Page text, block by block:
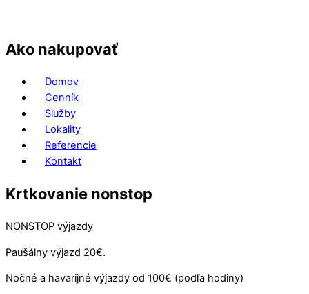
Ako nakupovať
Domov
Cenník
Služby
Lokality
Referencie
Kontakt
Krtkovanie nonstop
NONSTOP výjazdy
Paušálny výjazd 20€.
Nočné a havarijné výjazdy od 100€ (podľa hodiny)